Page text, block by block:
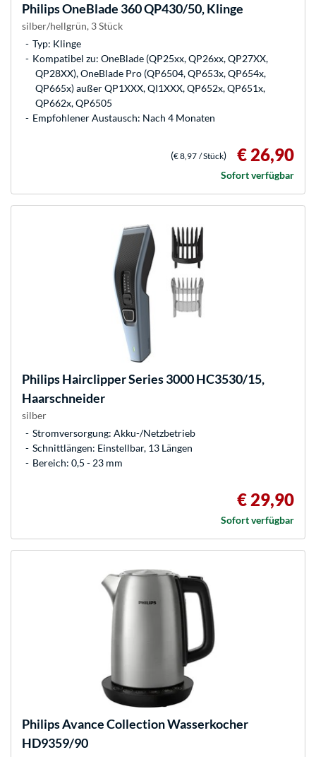
PhilipsOneBlade 360 QP430/50, Klinge
silber/hellgrün, 3 Stück
Typ: Klinge
Kompatibel zu: OneBlade (QP25xx, QP26xx, QP27XX,
QP28XX), OneBlade Pro (QP6504, QP653x, QP654x,
QP665x) außer QP1XXX, QI1XXX, QP652x, QP651x,
QP662x, QP6505
Empfohlener Austausch: Nach 4 Monaten
(€ 8,97 / Stück) € 26,90
Sofort verfügbar
PhilipsHairclipper Series 3000 HC3530/15,
Haarschneider
silber
Stromversorgung: Akku-/Netzbetrieb
Schnittlängen: Einstellbar, 13 Längen
Bereich: 0,5 - 23 mm
€ 29,90
Sofort verfügbar
PhilipsAvance Collection Wasserkocher
HD9359/90